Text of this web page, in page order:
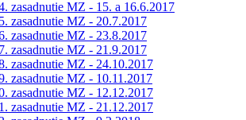
zasadnutie MZ - 15. a 16.6.2017
zasadnutie MZ - 20.7.2017
zasadnutie MZ - 23.8.2017
zasadnutie MZ - 21.9.2017
zasadnutie MZ - 24.10.2017
zasadnutie MZ - 10.11.2017
zasadnutie MZ - 12.12.2017
zasadnutie MZ - 21.12.2017